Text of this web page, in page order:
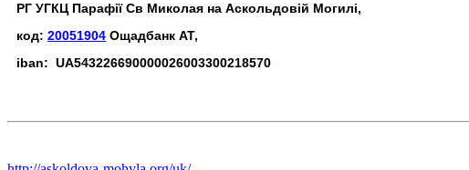
РГ УГКЦ Парафії Св Миколая на Аскольдовій Могилі,
код: 20051904 Ощадбанк АТ,
iban: UA543226690000026003300218570